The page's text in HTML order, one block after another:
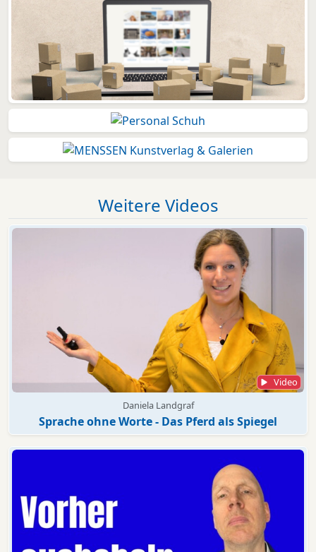
Weitere Videos
Video
Daniela Landgraf
Sprache ohne Worte - Das Pferd als Spiegel